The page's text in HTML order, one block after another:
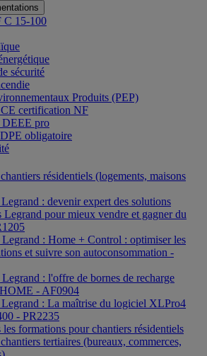
C 15-100
sécurité
Produits (PEP)
certification NF
DEEE pro
obligatoire
résidentiels (logements, maisons
: devenir expert des solutions
Legrand pour mieux vendre et gagner du
: Home + Control : optimiser les
et suivre son autoconsommation -
: l'offre de bornes de recharge
- AF0904
: La maîtrise du logiciel XLPro4
- PR2235
les formations pour chantiers résidentiels
tertiaires (bureaux, commerces,